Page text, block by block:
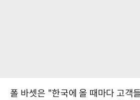
폴 바셋은 "한국에 올 때마다 고객